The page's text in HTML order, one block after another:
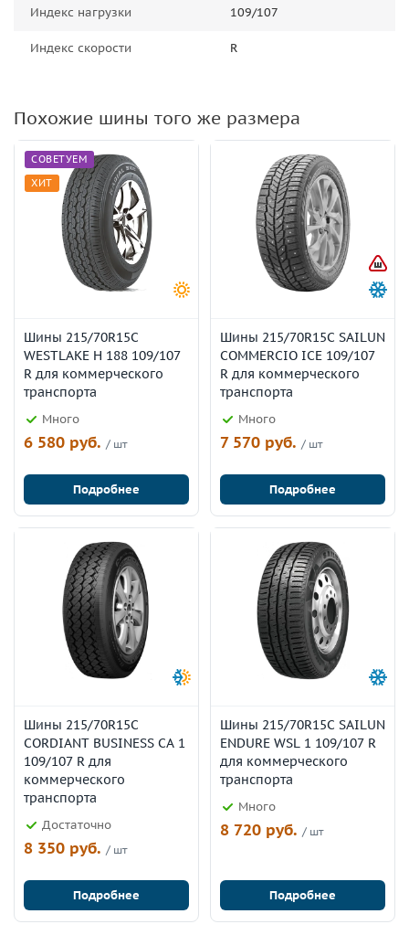
Индекс нагрузки 109/107
Индекс скорости R
Похожие шины того же размера
СОВЕТУЕМ
ХИТ
Шины 215/70R15C
WESTLAKE H 188 109/107
R для коммерческого
транспорта
Много
6 580 руб. / шт
Подробнее
Шины 215/70R15C SAILUN
COMMERCIO ICE 109/107
R для коммерческого
транспорта
Много
7 570 руб. / шт
Подробнее
Шины 215/70R15C
CORDIANT BUSINESS CA 1
109/107 R для
коммерческого
транспорта
Достаточно
8 350 руб. / шт
Подробнее
Шины 215/70R15C SAILUN
ENDURE WSL 1 109/107 R
для коммерческого
транспорта
Много
8 720 руб. / шт
Подробнее